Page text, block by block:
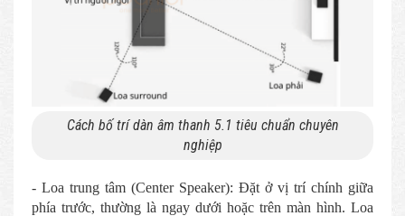
Cách bố trí dàn âm thanh 5.1 tiêu chuẩn chuyên
nghiệp
- Loa trung tâm (Center Speaker): Đặt ở vị trí chính giữa
phía trước, thường là ngay dưới hoặc trên màn hình. Loa